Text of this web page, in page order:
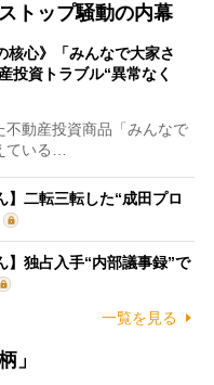
トップ騒動の内幕
核心》「みんなで大家さ
投資トラブル“異常なく
動産投資商品「みんなで
ている…
】二転三転した“成田プロ
】独占入手“内部議事録”で
一覧を見る
」